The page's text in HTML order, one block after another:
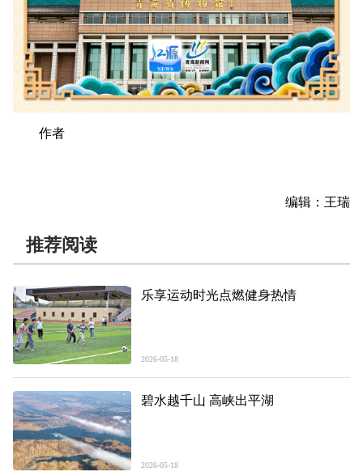
作者
编辑：王瑞
推荐阅读
乐享运动时光点燃健身热情
2026-05-18
碧水越千山 高峡出平湖
2026-05-18